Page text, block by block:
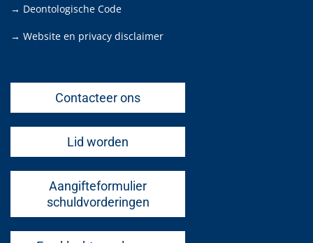
→ Deontologische Code
→ Website en privacy disclaimer
Contacteer ons
Lid worden
Aangifteformulier
schuldvorderingen